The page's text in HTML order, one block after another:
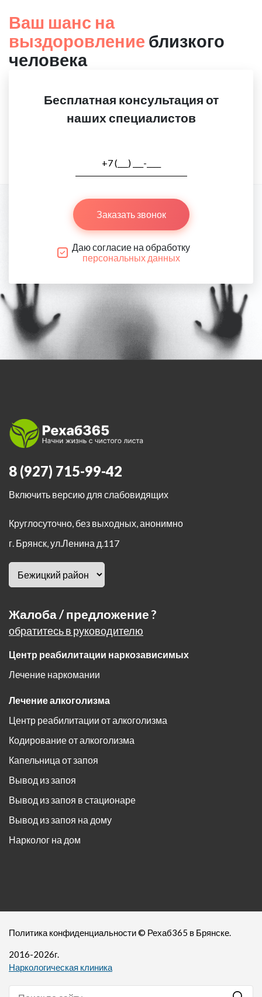
Ваш шанс на
выздоровление близкого
человека
Бесплатная консультация от
наших специалистов
Заказать звонок
Даю согласие на обработку
персональных данных
8 (927) 715-99-42
Включить версию для слабовидящих
Круглосуточно, без выходных, анонимно
г. Брянск,ул.Ленина д.117
Жалоба / предложение ?
обратитесь в руководителю
Центр реабилитации наркозависимых
Лечение наркомании
Лечение алкоголизма
Центр реабилитации от алкоголизма
Кодирование от алкоголизма
Капельница от запоя
Вывод из запоя
Вывод из запоя в стационаре
Вывод из запоя на дому
Нарколог на дом
Политика конфиденциальности© Рехаб365 в Брянске.
2016-2026г.
Наркологическая клиника